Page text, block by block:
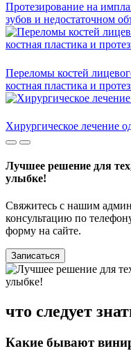
Протезирование на
зубов и недостаточном
Переломы костей
костная пластика и
Хирургическое лечение
Лучшее решение для
улыбке!
Свяжитесь с нашим
консультацию по
форму на сайте.
Записаться
что следует
Какие бывают